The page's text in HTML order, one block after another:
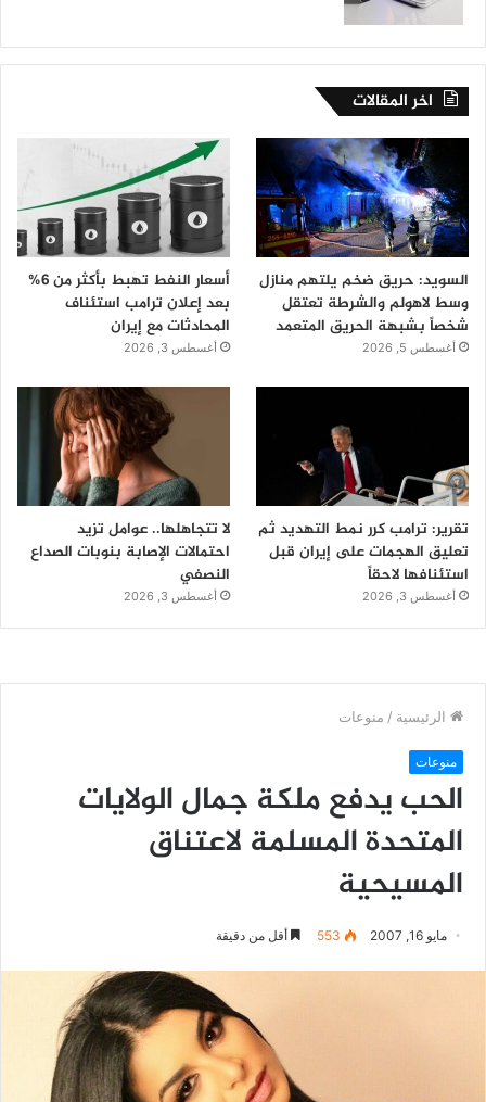
اخر المقالات
السويد: حريق ضخم يلتهم منازل
وسط لاهولم والشرطة تعتقل
شخصاً بشبهة الحريق المتعمد
أغسطس 5, 2026
أسعار النفط تهبط بأكثر من 6%
بعد إعلان ترامب استئناف
المحادثات مع إيران
أغسطس 3, 2026
تقرير: ترامب كرر نمط التهديد ثم
تعليق الهجمات على إيران قبل
استئنافها لاحقاً
أغسطس 3, 2026
لا تتجاهلها.. عوامل تزيد
احتمالات الإصابة بنوبات الصداع
النصفي
أغسطس 3, 2026